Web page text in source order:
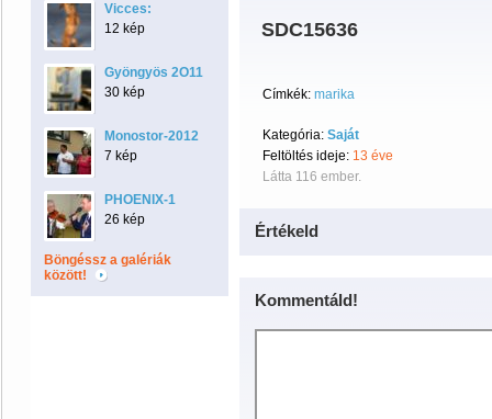
Vicces:
12 kép
Gyöngyös 2O11
30 kép
Monostor-2012
7 kép
PHOENIX-1
26 kép
Böngéssz a galériák
között!
SDC15636
Címkék: marika
Kategória: Saját
Feltöltés ideje: 13 éve
Látta 116 ember.
Értékeld
Kommentáld!